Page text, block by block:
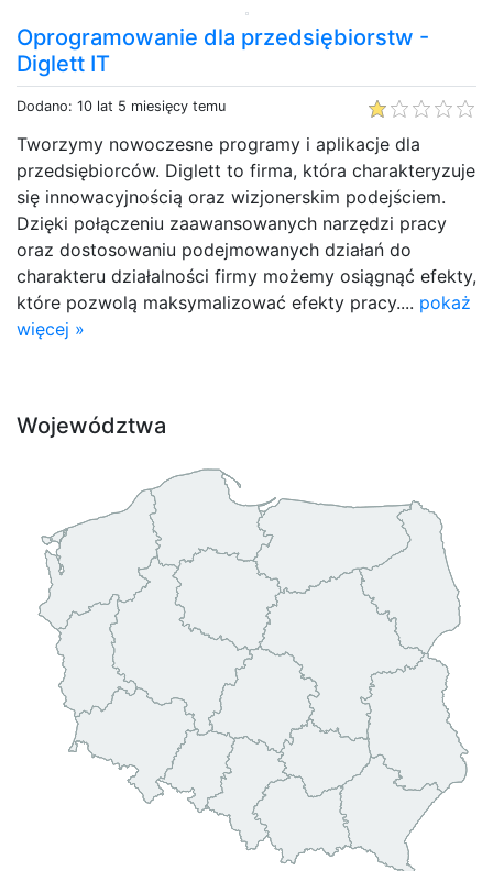
Oprogramowanie dla przedsiębiorstw -
Diglett IT
Dodano: 10 lat 5 miesięcy temu
Tworzymy nowoczesne programy i aplikacje dla
przedsiębiorców. Diglett to firma, która charakteryzuje
się innowacyjnością oraz wizjonerskim podejściem.
Dzięki połączeniu zaawansowanych narzędzi pracy
oraz dostosowaniu podejmowanych działań do
charakteru działalności firmy możemy osiągnąć efekty,
które pozwolą maksymalizować efekty pracy.... pokaż
więcej »
Województwa